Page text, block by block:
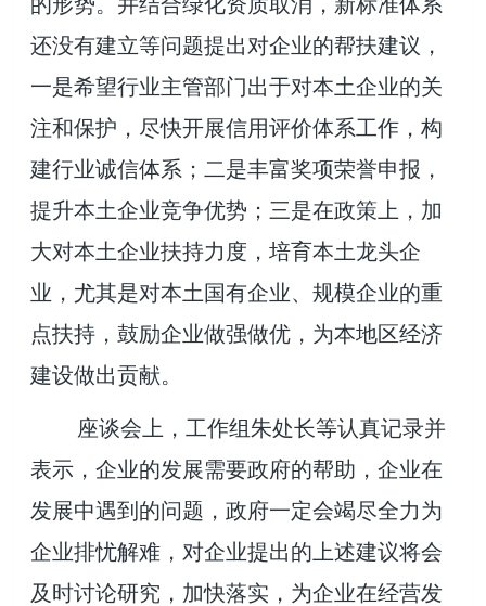
还没有建立等问题提出对企业的帮扶建议，
一是希望行业主管部门出于对本土企业的关
注和保护，尽快开展信用评价体系工作，构
建行业诚信体系；二是丰富奖项荣誉申报，
提升本土企业竞争优势；三是在政策上，加
大对本土企业扶持力度，培育本土龙头企
业，尤其是对本土国有企业、规模企业的重
点扶持，鼓励企业做强做优，为本地区经济
建设做出贡献。
座谈会上，工作组朱处长等认真记录并
表示，企业的发展需要政府的帮助，企业在
发展中遇到的问题，政府一定会竭尽全力为
企业排忧解难，对企业提出的上述建议将会
及时讨论研究，加快落实，为企业在经营发